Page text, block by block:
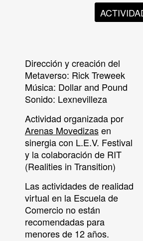
Dirección y creación del
Metaverso: Rick Treweek
Música: Dollar and Pound
Sonido: Lexnevilleza
Actividad organizada por
Arenas Movedizasen
sinergia con L.E.V. Festival
y la colaboración de RIT
(Realities in Transition)
Las actividades de realidad
virtual en la Escuela de
Comercio no están
recomendadas para
menores de 12 años.